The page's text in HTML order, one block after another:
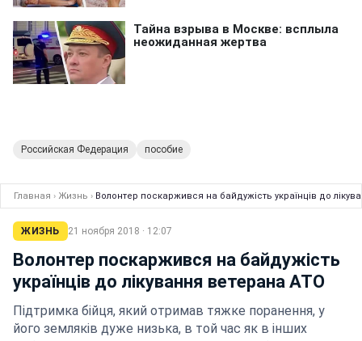
Российская Федерация пособие
Главная › Жизнь › Волонтер поскаржився на байдужість українців до
ЖИЗНЬ 21 ноября 2018 · 12:07
Волонтер поскаржився на байдужість
українців до лікування ветерана АТО
Підтримка бійця, який отримав тяжке поранення, у
його земляків дуже низька, в той час як в інших